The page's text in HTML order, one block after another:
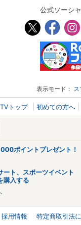
公式ソーシ
表示モード：
トップ 初めての方へ
ポイントプレゼント！
ート、スポーツイベント
購入する
採用情報
特定商取引法